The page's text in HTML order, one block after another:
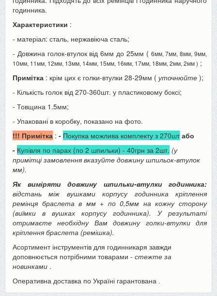
годинника.
Характеристики :
- матеріал: сталь, нержавіюча сталь;
- Довжина голок-втулок від 6мм до 25мм ( 6мм, 7мм, 8мм, 9мм,
10мм, 11мм, 12мм, 13мм, 14мм, 15мм, 16мм, 17мм, 18мм, 2мм, 2мм ) ;
Примітка : крім цих є голки-втулки 28-29мм ( уточнюйте );
- Кількість голок від 270-360шт. у пластиковому боксі;
- Товщина 1.5мм;
- Упаковані в коробку, показано на фото.
!!! Примітка : - Покупка можлива комплекту з 270шт або
- Купівля по парах (по 2 шпильки) - 40грн за 2шт. (у
примітці замовлення вказуйте довжину шпильок-втулок
мм).
Як виміряти довжину шпильки-втулки годинника:
відстань між вушками корпусу годинника кріплення
ремінця браслета в мм + по 0,5мм на кожну сторону
(виїмки в вушках корпусу годинника). У результаті
отримаєте необхідну Вам довжину голки-втулки для
кріплення браслета (ремішка).
Асортимент інструментів для годинникаря завжди
доповнюється потрібними товарами - стежте за
новинками .
Оперативна доставка по Україні гарантована .